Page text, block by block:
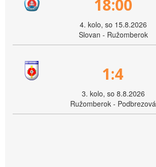
18:00
4. kolo, so 15.8.2026
Slovan - Ružomberok
1:4
3. kolo, so 8.8.2026
Ružomberok - Podbrezová